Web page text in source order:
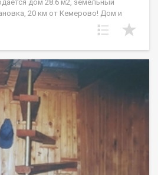
дом 28.6 м2, земельный
20 км от Кемерово! Дом и
( заменены окна, пластиковые)
застройки: 36.2 м2 Общая
для парковки Вокруг тихая и
делает это место идеальным для
отдыха Инфраструктура села:
Почта Остановка транспорта
Природа: Окружающая
предоставляют возможности для
рыбалки и прогулок. Услуги АН
сопровождение Помощь в
в оформлении документов
сервис Гарантия юридической
года) Записывайтесь на просмотр!